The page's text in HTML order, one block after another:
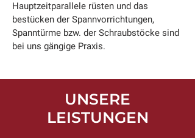
Hauptzeitparallele rüsten und das
bestücken der Spannvorrichtungen,
Spanntürme bzw. der Schraubstöcke sind
bei uns gängige Praxis.
UNSERE
LEISTUNGEN